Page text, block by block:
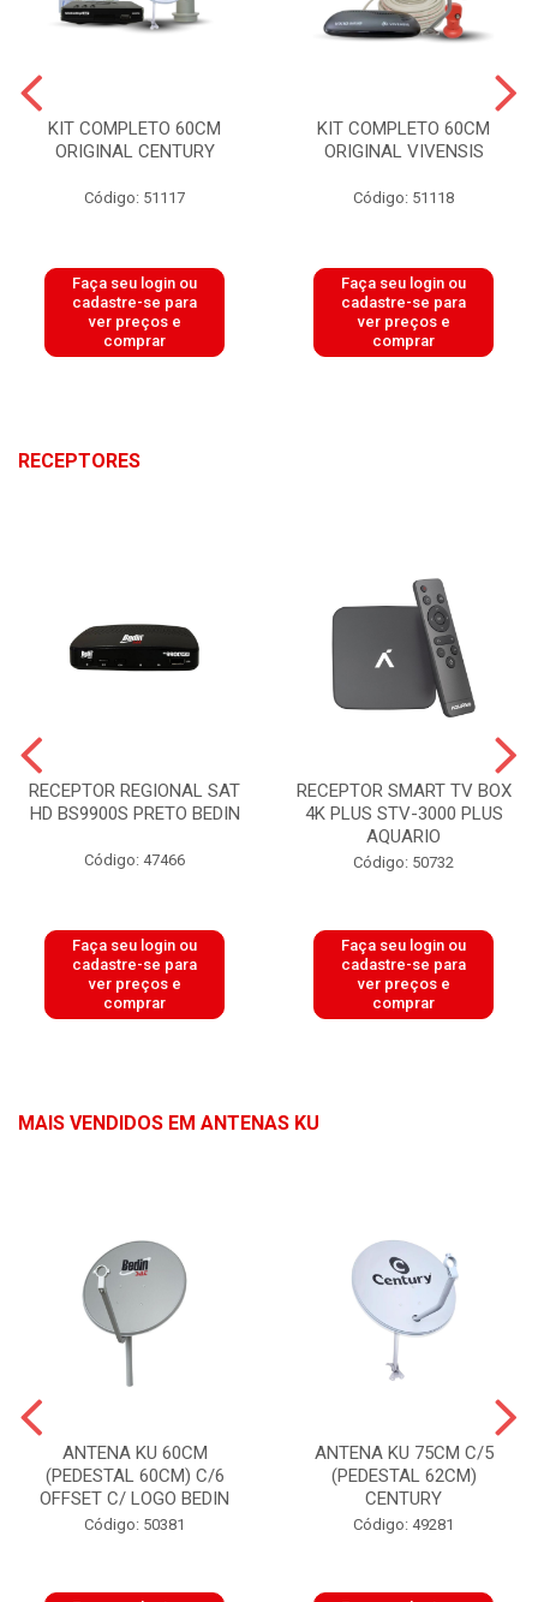
KIT COMPLETO 60CM
ORIGINAL CENTURY
Código: 51117
Faça seu login ou
cadastre-se para
ver preços e
comprar
KIT COMPLETO 60CM
ORIGINAL VIVENSIS
Código: 51118
Faça seu login ou
cadastre-se para
ver preços e
comprar
RECEPTORES
RECEPTOR REGIONAL SAT
HD BS9900S PRETO BEDIN
Código: 47466
Faça seu login ou
cadastre-se para
ver preços e
comprar
RECEPTOR SMART TV BOX
4K PLUS STV-3000 PLUS
AQUARIO
Código: 50732
Faça seu login ou
cadastre-se para
ver preços e
comprar
MAIS VENDIDOS EM ANTENAS KU
ANTENA KU 60CM
(PEDESTAL 60CM) C/6
OFFSET C/ LOGO BEDIN
Código: 50381
ANTENA KU 75CM C/5
(PEDESTAL 62CM)
CENTURY
Código: 49281